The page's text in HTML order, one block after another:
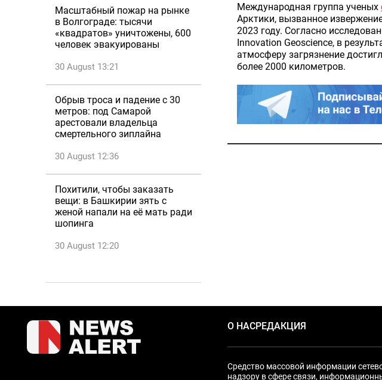
Масштабный пожар на рынке
в Волгограде: тысячи
«квадратов» уничтожены, 600
человек эвакуированы
30 August 13:21
Обрыв троса и падение с 30
метров: под Самарой
арестовали владельца
смертельного зиплайна
30 August 12:36
Похитили, чтобы заказать
вещи: в Башкирии зять с
женой напали на её мать ради
шопинга
30 August 12:20
Международная группа ученых
Арктики, вызванное
2023 году. Согласно
Innovation Geoscience, в
атмосферу загрязнение
более 2000 километров.
О НАСРЕДАКЦИЯ
Средство массовой информации
надзору в сфере связи,